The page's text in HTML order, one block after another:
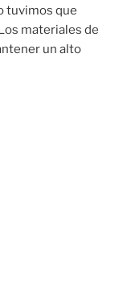
tuvimos que
materiales de
un alto